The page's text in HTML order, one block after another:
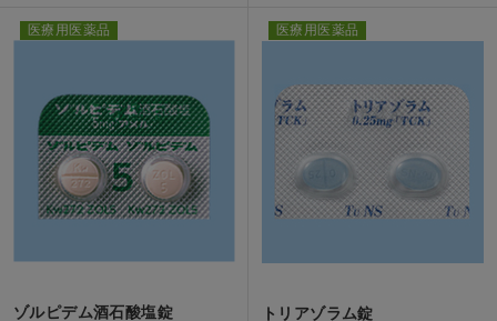
医療用医薬品
ゾルピデム酒石酸塩錠
医療用医薬品
トリアゾラム錠